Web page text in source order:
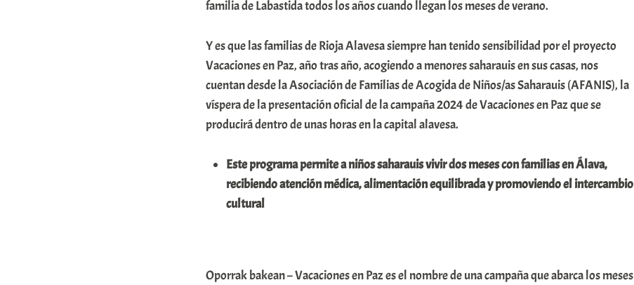
familia de Labastida todos los años cuando llegan los meses de verano.
Y es que las familias de Rioja Alavesa siempre han tenido sensibilidad por el proyecto
Vacaciones en Paz, año tras año, acogiendo a menores saharauis en sus casas, nos
cuentan desde la Asociación de Familias de Acogida de Niños/as Saharauis (AFANIS), la
víspera de la presentación oficial de la campaña 2024 de Vacaciones en Paz que se
producirá dentro de unas horas en la capital alavesa.
Este programa permite a niños saharauis vivir dos meses con familias en Álava,
recibiendo atención médica, alimentación equilibrada y promoviendo el intercambio
cultural
Oporrak bakean – Vacaciones en Paz es el nombre de una campaña que abarca los meses